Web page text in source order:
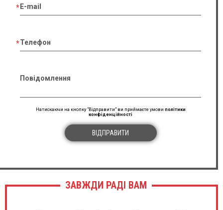
E-mail
Телефон
Повідомлення
Натискаючи на кнопку "Відправити" ви приймаєте умови політики
конфіденційності
ВІДПРАВИТИ
ЗАВЖДИ РАДІ ВАМ